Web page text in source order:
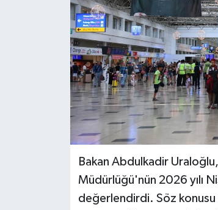
Bakan Abdulkadir
Müdürlüğü'nün 2026 yılı
değerlendirdi. Söz konusu
KURUMSAL